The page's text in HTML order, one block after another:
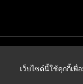
เว็บไซต์นี้ใช้คุกกี้เพื่